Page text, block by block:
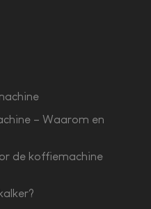
– Waarom en
de koffiemachine